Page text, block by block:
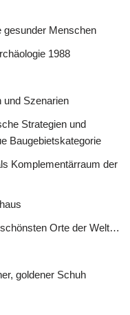
gesunder Menschen
1988
und Szenarien
Strategien und
Baugebietskategorie
Komplementärraum der
Orte der Welt…
goldener Schuh